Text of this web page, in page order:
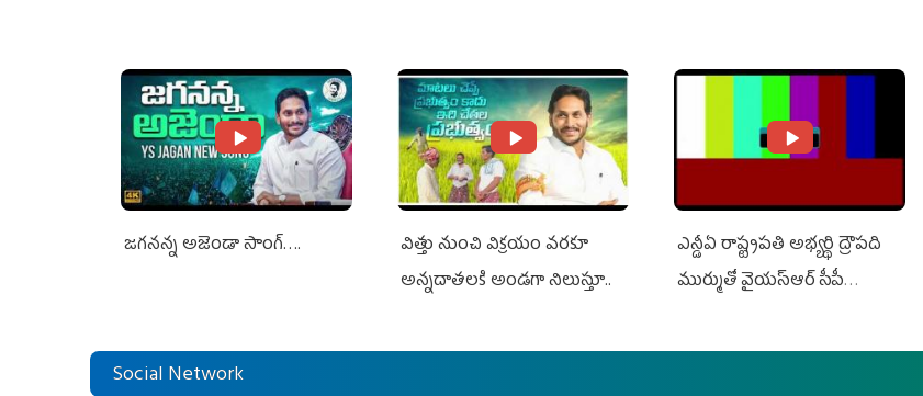
జగనన్న అజెండా సాంగ్….
విత్తు నుంచి విక్రయం వరకూ
అన్నదాతలకి అండగా నిలుస్తూ..
ఎన్డీఏ రాష్ట్ర‌ప‌తి అభ్య‌ర్థి ద్రౌప‌ది
ముర్ముతో వైయ‌స్ఆర్ సీపీ
ఎమ్మెల్యేలు, ఎంపీల స‌మావేశం
Social Network